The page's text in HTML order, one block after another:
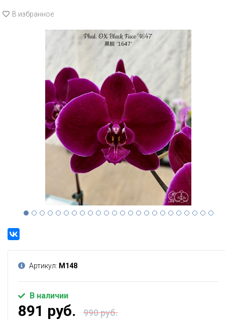
В избранное
Артикул: М148
В наличии
891 руб. 990 руб.